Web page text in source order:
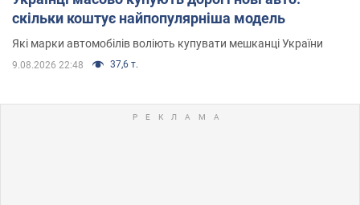
скільки коштує найпопулярніша модель
Які марки автомобілів воліють купувати мешканці України
9.08.2026 22:48 37,6 т.